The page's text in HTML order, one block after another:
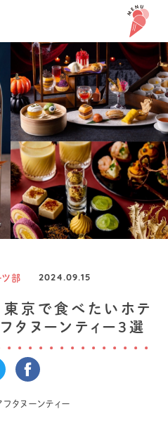
ツ部 2024.09.15
東京で食べたいホテ
タヌーンティー3選
フタヌーンティー